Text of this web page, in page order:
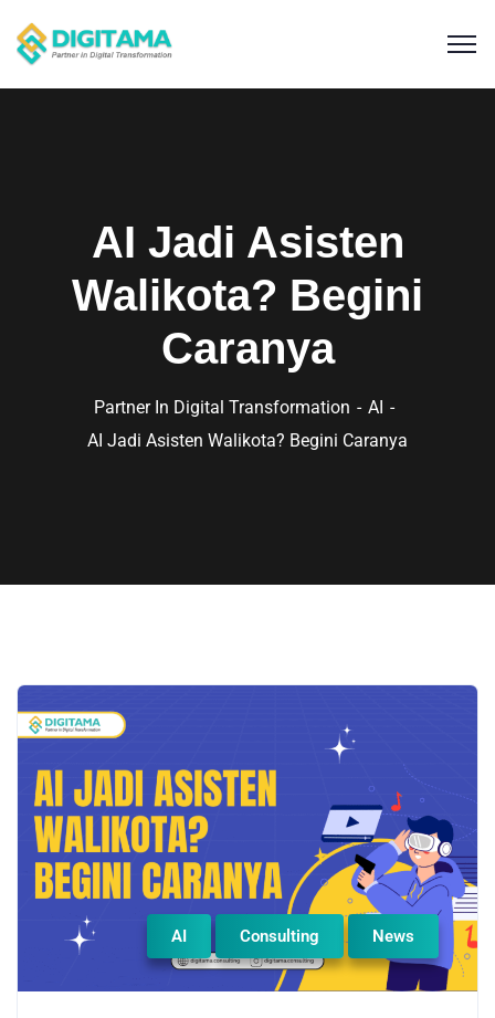
AI Jadi Asisten
Walikota? Begini
Caranya
Partner In Digital Transformation
AI
AI Jadi Asisten Walikota? Begini Caranya
AI Consulting News